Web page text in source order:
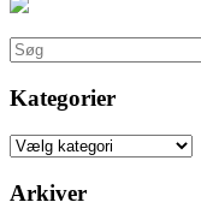
Search
for:
Kategorier
Kategorier
Arkiver